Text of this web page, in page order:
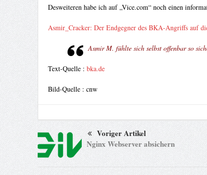
Desweiteren habe ich auf „Vice.com“ noch einen
Asmir_Cracker: Der Endgegner des BKA-Angriffs auf
Asmir M. fühlte sich selbst offenbar so
Text-Quelle : bka.de
Bild-Quelle : cnw
Voriger Artikel
Nginx Webserver absichern